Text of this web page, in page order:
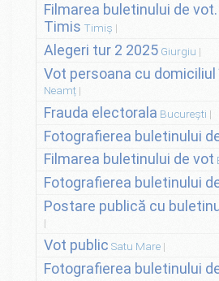
Filmarea buletinului de
Timis Timiș
Alegeri tur 2 2025 Giurgiu
Vot persoana cu
Neamț
Frauda electorala București
Fotografierea buletinului
Filmarea buletinului de vot
Fotografierea buletinului
Postare publică cu
Vot public Satu Mare
Fotografierea buletinului